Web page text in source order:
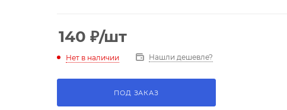
140 ₽/шт
Нет в наличии Нашли дешевле?
ПОД ЗАКАЗ